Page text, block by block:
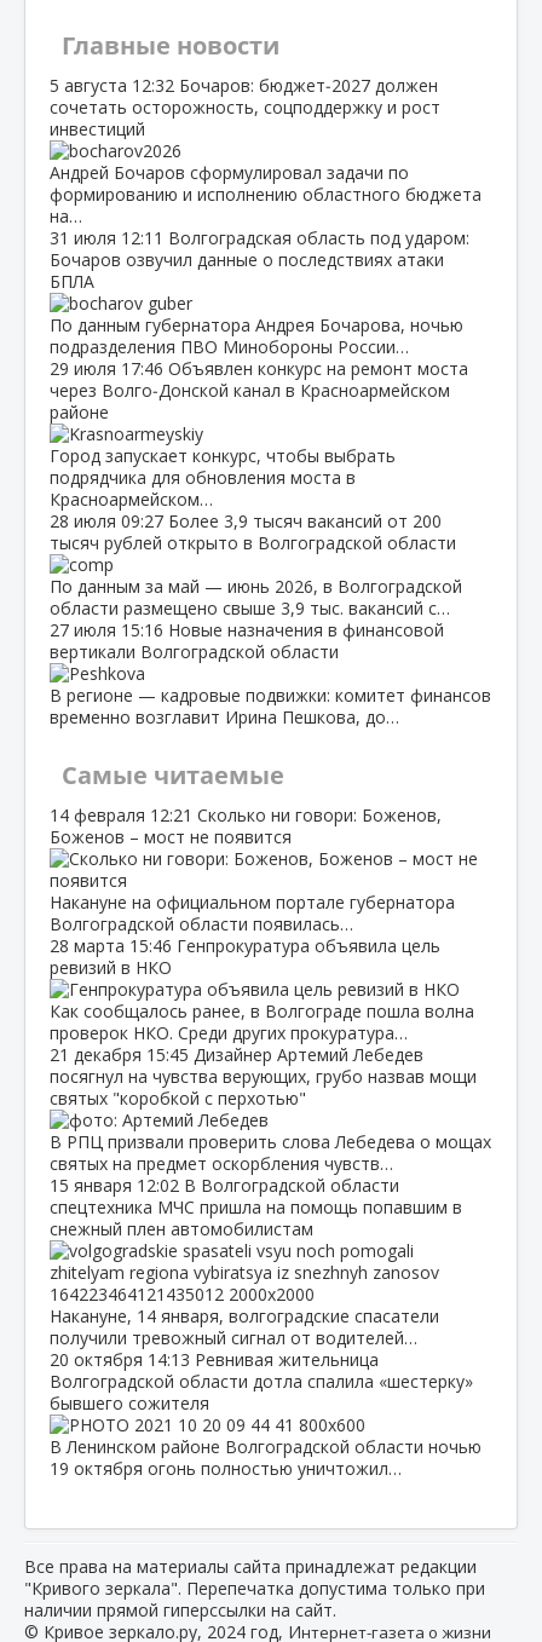
Главные новости
5 августа 12:32 Бочаров: бюджет‑2027 должен
сочетать осторожность, соцподдержку и рост
инвестиций
Андрей Бочаров сформулировал задачи по
формированию и исполнению областного бюджета
на…
31 июля 12:11 Волгоградская область под ударом:
Бочаров озвучил данные о последствиях атаки
БПЛА
По данным губернатора Андрея Бочарова, ночью
подразделения ПВО Минобороны России…
29 июля 17:46 Объявлен конкурс на ремонт моста
через Волго‑Донской канал в Красноармейском
районе
Город запускает конкурс, чтобы выбрать
подрядчика для обновления моста в
Красноармейском…
28 июля 09:27 Более 3,9 тысяч вакансий от 200
тысяч рублей открыто в Волгоградской области
По данным за май — июнь 2026, в Волгоградской
области размещено свыше 3,9 тыс. вакансий с…
27 июля 15:16 Новые назначения в финансовой
вертикали Волгоградской области
В регионе — кадровые подвижки: комитет финансов
временно возглавит Ирина Пешкова, до…
Самые читаемые
14 февраля 12:21 Сколько ни говори: Боженов,
Боженов – мост не появится
Накануне на официальном портале губернатора
Волгоградской области появилась…
28 марта 15:46 Генпрокуратура объявила цель
ревизий в НКО
Как сообщалось ранее, в Волгограде пошла волна
проверок НКО. Среди других прокуратура…
21 декабря 15:45 Дизайнер Артемий Лебедев
посягнул на чувства верующих, грубо назвав мощи
святых "коробкой с перхотью"
В РПЦ призвали проверить слова Лебедева о мощах
святых на предмет оскорбления чувств…
15 января 12:02 В Волгоградской области
спецтехника МЧС пришла на помощь попавшим в
снежный плен автомобилистам
Накануне, 14 января, волгоградские спасатели
получили тревожный сигнал от водителей…
20 октября 14:13 Ревнивая жительница
Волгоградской области дотла спалила «шестерку»
бывшего сожителя
В Ленинском районе Волгоградской области ночью
19 октября огонь полностью уничтожил…
Все права на материалы сайта принадлежат редакции
"Кривого зеркала". Перепечатка допустима только при
наличии прямой гиперссылки на сайт.
© Кривое зеркало.ру, 2024 год, Интернет-газета о жизни